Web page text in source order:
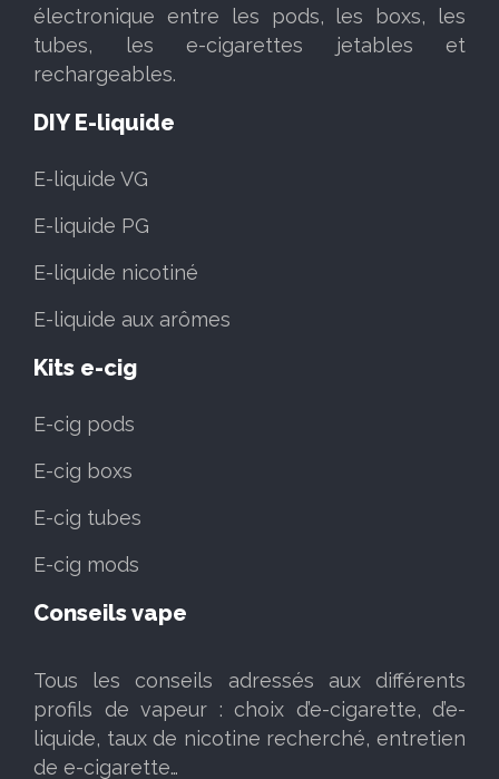
électronique entre les pods, les boxs, les
tubes, les e-cigarettes jetables et
rechargeables.
DIY E-liquide
E-liquide VG
E-liquide PG
E-liquide nicotiné
E-liquide aux arômes
Kits e-cig
E-cig pods
E-cig boxs
E-cig tubes
E-cig mods
Conseils vape
Tous les conseils adressés aux différents
profils de vapeur : choix d’e-cigarette, d’e-
liquide, taux de nicotine recherché, entretien
de e-cigarette…